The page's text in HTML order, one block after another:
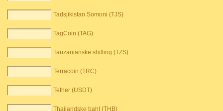
Tadsjikistan Somoni (TJS)
TagCoin (TAG)
Tanzanianske shilling (TZS)
Terracoin (TRC)
Tether (USDT)
Thailandske baht (THB)